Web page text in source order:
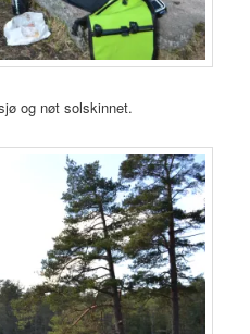
og nøt solskinnet.